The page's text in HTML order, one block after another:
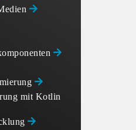
mit Kotlin